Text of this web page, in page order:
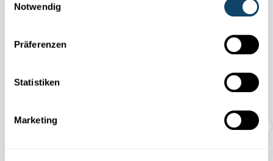
Notwendig
Präferenzen
Statistiken
Marketing
Geschichten rund um den Abf...